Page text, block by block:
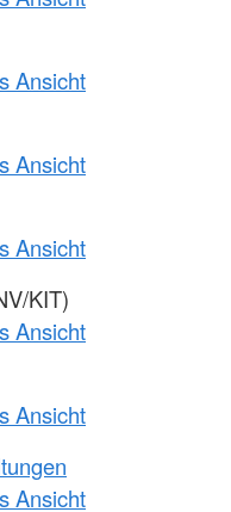
Ansicht
Ansicht
Ansicht
KIT)
Ansicht
Ansicht
Ansicht